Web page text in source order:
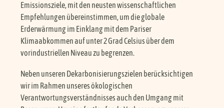
Emissionsziele, mit den neusten wissenschaftlichen
Empfehlungen übereinstimmen, um die globale
Erderwärmung im Einklang mit dem Pariser
Klimaabkommen auf unter 2 Grad Celsius über dem
vorindustriellen Niveau zu begrenzen.
Neben unseren Dekarbonisierungszielen berücksichtigen
wir im Rahmen unseres ökologischen
Verantwortungsverständnisses auch den Umgang mit